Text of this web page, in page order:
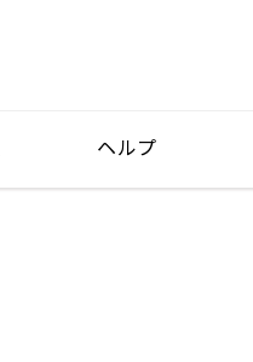
ヘルプ